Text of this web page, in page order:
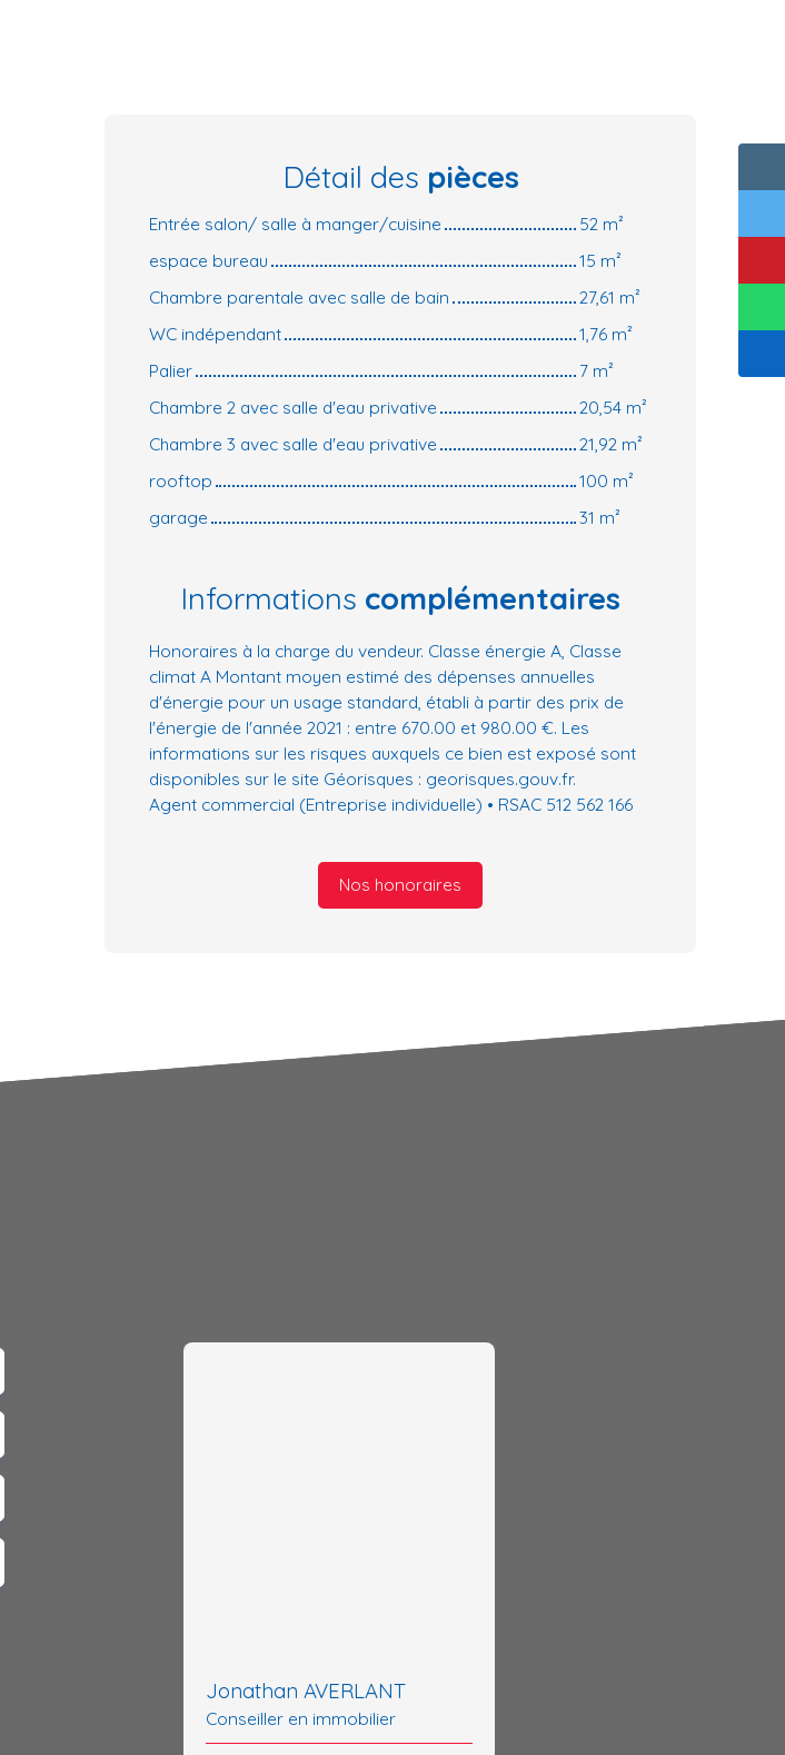
Détail des pièces
Entrée salon/ salle à manger/cuisine
52 m²
espace bureau
15 m²
Chambre parentale avec salle de bain
27,61 m²
WC indépendant
1,76 m²
Palier
7 m²
Chambre 2 avec salle d'eau privative
20,54 m²
Chambre 3 avec salle d'eau privative
21,92 m²
rooftop
100 m²
garage
31 m²
Informations complémentaires
Honoraires à la charge du vendeur. Classe énergie A, Classe
climat A Montant moyen estimé des dépenses annuelles
d'énergie pour un usage standard, établi à partir des prix de
l'énergie de l'année 2021 : entre 670.00 et 980.00 €. Les
informations sur les risques auxquels ce bien est exposé sont
disponibles sur le site Géorisques : georisques.gouv.fr.
Agent commercial (Entreprise individuelle) • RSAC 512 562 166
Nos honoraires
Jonathan AVERLANT
Conseiller en immobilier